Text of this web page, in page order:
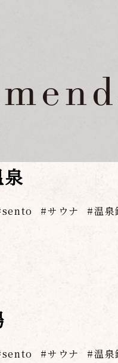
sento サウナ 温泉
sento サウナ 温泉